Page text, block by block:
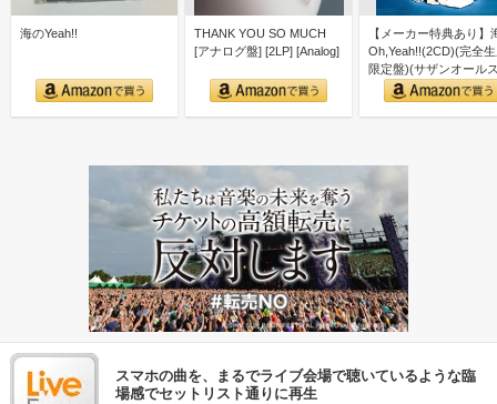
海のYeah!!
THANK YOU SO MUCH
[アナログ盤] [2LP] [Analog]
【メーカー特典あり】
Oh,Yeah!!(2CD)(完全
限定盤)(サザンオール
ーズ 40…
スマホの曲を、まるでライブ会場で聴いているような臨
場感でセットリスト通りに再生